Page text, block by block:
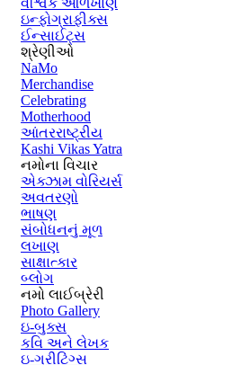
વૈશ્વિક ઓળખાણ
ઇન્ફોગ્રાફીક્સ
ઈન્સાઈટ્સ
શ્રેણીઓ
NaMo
Merchandise
Celebrating
Motherhood
આંતરરાષ્ટ્રીય
Kashi Vikas Yatra
નમોના વિચાર
એક્ઝામ વોરિયર્સ
અવતરણો
ભાષણ
સંબોધનનું મૂળ
લખાણ
સાક્ષાત્કાર
બ્લોગ
નમો લાઈબ્રેરી
Photo Gallery
ઇ-બુક્સ
કવિ અને લેખક
ઇ-ગ્રીટિંગ્સ